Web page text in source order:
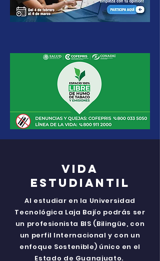
Vida
estudiantil
Al estudiar en la Universidad
Tecnológica Laja Bajío podrás ser
un profesionista BIS (Bilingüe, con
un perfil Internacional y con un
enfoque Sostenible) único en el
Estado de Guanajuato.